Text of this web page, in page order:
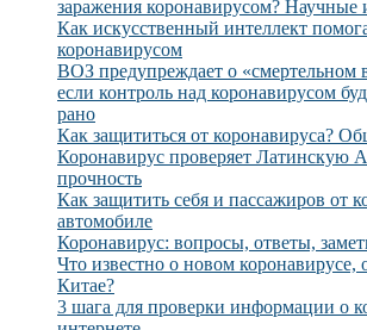
заражения коронавирусом? Научные
Как искусственный интеллект
коронавирусом
ВОЗ предупреждает о «смертельном
если контроль над коронавирусом
рано
Как защититься от коронавируса?
Коронавирус проверяет Латинскую
прочность
Как защитить себя и пассажиров от
автомобиле
Коронавирус: вопросы, ответы,
Что известно о новом коронавирусе,
Китае?
3 шага для проверки информации о